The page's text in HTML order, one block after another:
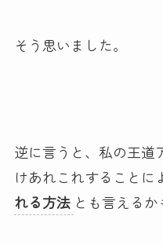
そう思いました。
逆に言うと、私の王道
けあれこれすることに
れる方法 とも言えるか